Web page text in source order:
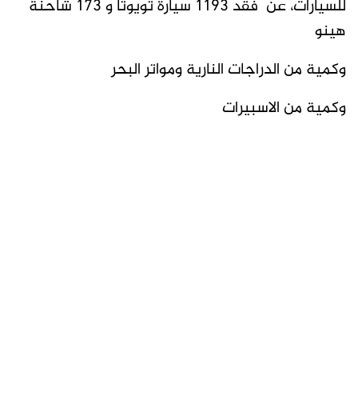
للسيارات، عن فقد 1193 سيارة تويوتا و 173 شاحنة
هينو
وكمية من الدراجات النارية ومواتر البحر
وكمية من الاسبيرات